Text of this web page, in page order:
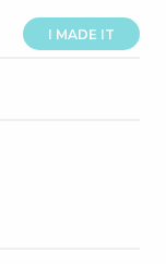
I MADE IT